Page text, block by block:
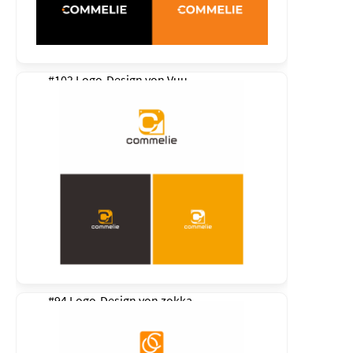
#102 Logo-Design von Vuu
#94 Logo-Design von zokka